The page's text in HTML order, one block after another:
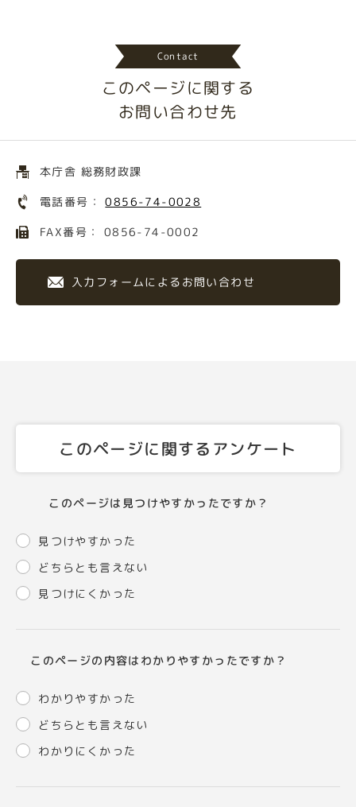
Contact
このページに関する
お問い合わせ先
本庁舎 総務財政課
電話番号：0856-74-0028
FAX番号： 0856-74-0002
入力フォームによるお問い合わせ
このページに関するアンケート
このページは見つけやすかったですか？
見つけやすかった
どちらとも言えない
見つけにくかった
このページの内容はわかりやすかったですか？
わかりやすかった
どちらとも言えない
わかりにくかった